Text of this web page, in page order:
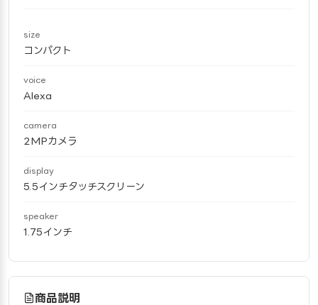
size
コンパクト
voice
Alexa
camera
2MPカメラ
display
5.5インチタッチスクリーン
speaker
1.75インチ
商品説明